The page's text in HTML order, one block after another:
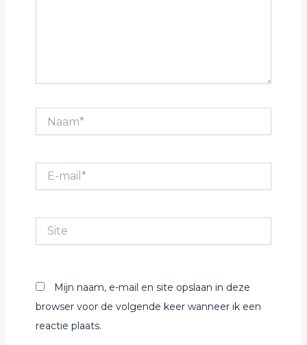
mail*
Site
Mijn naam, e-mail en site opslaan in deze
browser voor de volgende keer wanneer ik een
reactie plaats.